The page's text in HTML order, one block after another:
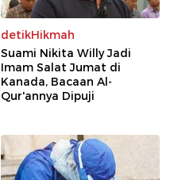
detikHikmah
Suami Nikita Willy Jadi
Imam Salat Jumat di
Kanada, Bacaan Al-
Qur'annya Dipuji